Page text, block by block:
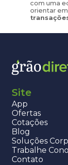
com uma
orientar
Site
App
Ofertas
Cotações
Blog
Soluções
Trabalhe
Contato